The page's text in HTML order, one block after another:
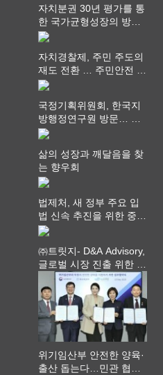
자치분권 30년 평가를 통
한 국가균형성장의 방향
과 과제 논의
자치경찰제, 주민 주도의
재도 전환 … 주민안전 치
안서비스가 최우선 되어
국정기획위원회, 한국지
방행정연구원 방문… 국
가균형성장 논의
삶의 성장과 깨달음을 찾
는 향우회
법제처, 새 정부 주요 입
법 신속 추진을 위한 중앙
부처 법무담당관 회의 개
㈜트릿지- D&A Advisory,
글로벌 시장 진출 위한 전
략적 업무협약 체결
위기임산부 안전한 양육·
출산 돕는다…민관 협력